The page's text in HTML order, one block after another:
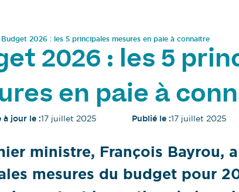
Budget 2026 : les 5 principales mesures en paie à connaitre
2026 : les 5
en paie à
à jour le :17 juillet 2025 Publié le :17 juillet 2025
ministre, François Bayrou,
mesures du budget pour